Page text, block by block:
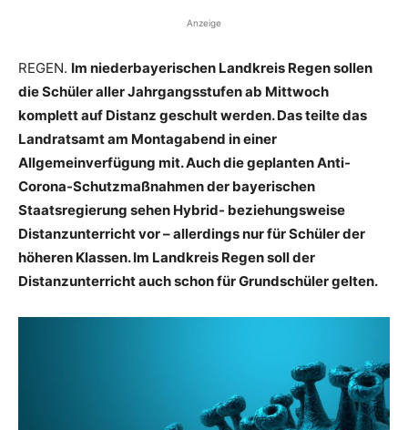
Anzeige
REGEN. Im niederbayerischen Landkreis Regen sollen
die Schüler aller Jahrgangsstufen ab Mittwoch
komplett auf Distanz geschult werden. Das teilte das
Landratsamt am Montagabend in einer
Allgemeinverfügung mit. Auch die geplanten Anti-
Corona-Schutzmaßnahmen der bayerischen
Staatsregierung sehen Hybrid- beziehungsweise
Distanzunterricht vor – allerdings nur für Schüler der
höheren Klassen. Im Landkreis Regen soll der
Distanzunterricht auch schon für Grundschüler gelten.